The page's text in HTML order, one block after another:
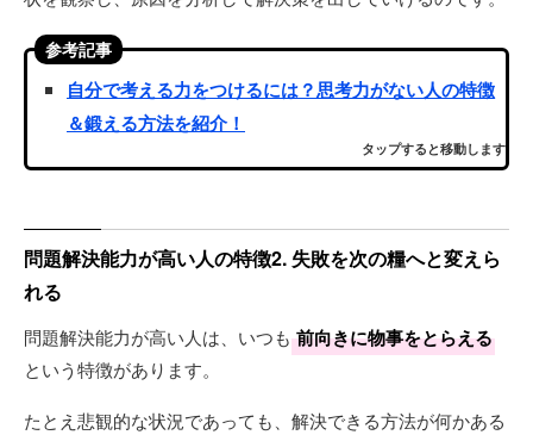
参考記事
自分で考える力をつけるには？思考力がない人の特徴
＆鍛える方法を紹介！
タップすると移動します
問題解決能力が高い人の特徴2. 失敗を次の糧へと変えら
れる
問題解決能力が高い人は、いつも 前向きに物事をとらえる
という特徴があります。
たとえ悲観的な状況であっても、解決できる方法が何かある